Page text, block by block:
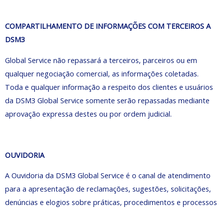
COMPARTILHAMENTO DE INFORMAÇÕES COM TERCEIROS A
DSM3
Global Service não repassará a terceiros, parceiros ou em
qualquer negociação comercial, as informações coletadas.
Toda e qualquer informação a respeito dos clientes e usuários
da DSM3 Global Service somente serão repassadas mediante
aprovação expressa destes ou por ordem judicial.
OUVIDORIA
A Ouvidoria da DSM3 Global Service é o canal de atendimento
para a apresentação de reclamações, sugestões, solicitações,
denúncias e elogios sobre práticas, procedimentos e processos